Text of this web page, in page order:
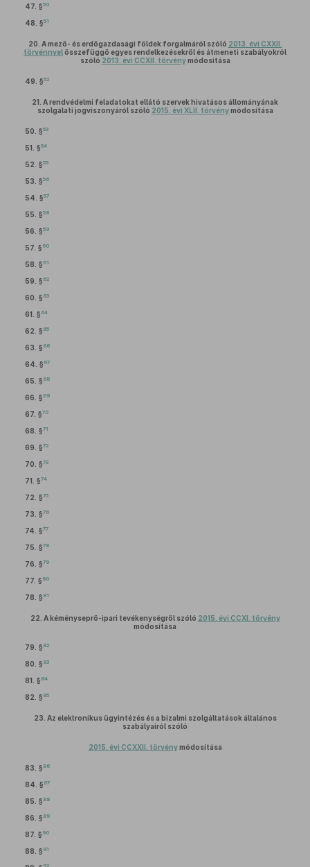
47. §50
48. §51
20. A mező- és erdőgazdasági földek forgalmáról szóló 2013. évi CXXII.
törvénnyelösszefüggő egyes rendelkezésekről és átmeneti szabályokról
szóló 2013. évi CCXII. törvénymódosítása
49. §52
21. A rendvédelmi feladatokat ellátó szervek hivatásos állományának
szolgálati jogviszonyáról szóló 2015. évi XLII. törvénymódosítása
50. §53
51. §54
52. §55
53. §56
54. §57
55. §58
56. §59
57. § 60
58. § 61
59. § 62
60. § 63
61. § 64
62. § 65
63. § 66
64. § 67
65. § 68
66. § 69
67. §70
68. §71
69. §72
70. §73
71. §74
72. §75
73. §76
74. §77
75. §78
76. §79
77. § 80
78. § 81
22. A kéményseprő-ipari tevékenységről szóló 2015. évi CCXI. törvény
módosítása
79. § 82
80. § 83
81. § 84
82. § 85
23. Az elektronikus ügyintézés és a bizalmi szolgáltatások általános
szabályairól szóló
2015. évi CCXXII. törvénymódosítása
83. § 86
84. § 87
85. § 88
86. § 89
87. § 90
88. § 91
92